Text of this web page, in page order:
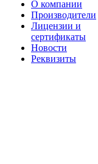
О компании
Производители
Лицензии и
сертификаты
Новости
Реквизиты